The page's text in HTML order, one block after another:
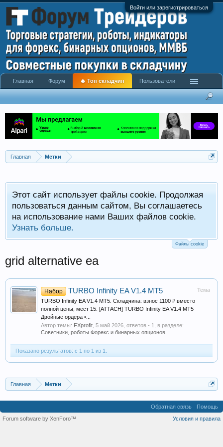
Войти или зарегистрироваться
Главная Метки
Этот сайт использует файлы cookie. Продолжая
пользоваться данным сайтом, Вы соглашаетесь
на использование нами Ваших файлов cookie.
Узнать больше.
Файлы cookie
grid alternative ea
Тема
Набор TURBO Infinity EA V1.4 MT5
TURBO Infinity EA V1.4 MT5. Складчина: взнос 1100 ₽ вместо
полной цены, мест 15. [ATTACH] TURBO Infinity EA V1.4 MT5
Двойные ордера •...
Автор темы: FXprofit 5 май 2026 , ответов - 1, в разделе:
Советники, роботы Форекс и бинарных опционов
Показано результатов: с 1 по 1 из 1.
Главная Метки
Главная Форум 🔥 Топ складчин Пользователи
Обратная связь
Помощь
Условия и правила
Forum software by XenForo™